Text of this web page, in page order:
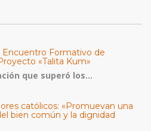
Encuentro Formativo de
«Talita Kum»
que superó los...
católicos: «Promuevan una
bien común y la dignidad